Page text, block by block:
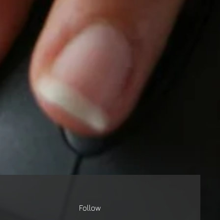
Follow